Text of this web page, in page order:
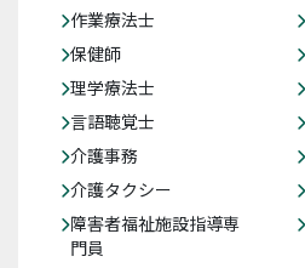
作業療法士
保健師
理学療法士
言語聴覚士
介護事務
介護タクシー
障害者福祉施設指導専
門員